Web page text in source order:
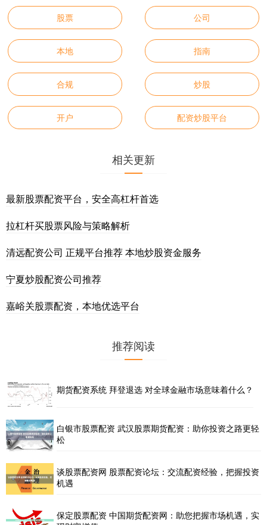
股票 公司
本地 指南
合规 炒股
开户 配资炒股平台
相关更新
最新股票配资平台，安全高杠杆首选
拉杠杆买股票风险与策略解析
清远配资公司 正规平台推荐 本地炒股资金服务
宁夏炒股配资公司推荐
嘉峪关股票配资，本地优选平台
推荐阅读
期货配资系统 拜登退选 对全球金融市场意味着什么？
白银市股票配资 武汉股票期货配资：助你投资之路更轻
松
谈股票配资网 股票配资论坛：交流配资经验，把握投资
机遇
保定股票配资 中国期货配资网：助您把握市场机遇，实